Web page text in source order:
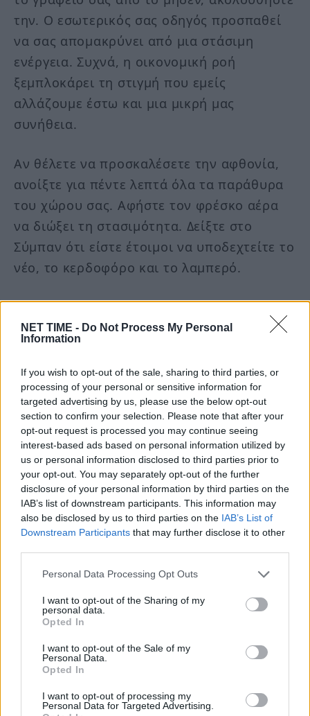
NET TIME - Do Not Process My Personal
Information
If you wish to opt-out of the sale, sharing to third parties, or
processing of your personal or sensitive information for
targeted advertising by us, please use the below opt-out
section to confirm your selection. Please note that after your
opt-out request is processed you may continue seeing
interest-based ads based on personal information utilized by
us or personal information disclosed to third parties prior to
your opt-out. You may separately opt-out of the further
disclosure of your personal information by third parties on the
IAB’s list of downstream participants. This information may
also be disclosed by us to third parties on the IAB’s List of
Downstream Participants that may further disclose it to other
Personal Data Processing Opt Outs
I want to opt-out of the Sharing of my
personal data.
Opted In
I want to opt-out of the Sale of my
Personal Data.
Opted In
I want to opt-out of processing my
Personal Data for Targeted Advertising.
την. Ο εσωτερικός σας οδηγός προσπαθεί
να σας απομακρύνει από μια στάσιμη
ενέργεια. Συχνά, η οικονομική ροή
ξεμπλοκάρει τη στιγμή που εμείς
αλλάζουμε έστω και μια μικρή μας
συνήθεια.
Αν θέλετε να προσκαλέσετε την αφθονία,
ανοίξτε για πέντε λεπτά όλα τα παράθυρα
του χώρου σας. Αφήστε τον φρέσκο αέρα
να διώξει τη στασιμότητα. Δείξτε στο
Σύμπαν ότι είστε έτοιμοι να υποδεχτείτε το
νέο, το κερδοφόρο και το λαμπερό.
Ποιο σημάδι να προσέξετε ανάλογα με το
ζώδιό σας
χρησιμοποιεί διαφορετική «γλώσσα» για
κάθε εκπρόσωπο του ζωδιακού κύκλου:
Κριοί, Λέοντες, Τοξότες (Τα ζώδια της
Φωτιάς): Εστιάστε στο Σημάδι 3 (Η Αλλαγή).
Η παρορμητικότητά σας είναι ο οδηγός
σας. Αν νιώθετε ότι πρέπει να «σπάσετε» τη
ρουτίνα σας, κάντε το χωρίς δεύτερη
σκέψη. Εκεί σας περιμένει η ευκαιρία.
Ταύροι, Παρθένοι, Αιγόκεροι (Τα ζώδια της
Γης): Το Σημάδι 1 (Οι Αριθμοί) είναι για
εσάς. Εσείς που αγαπάτε τη λογική και τα
των αριθμών. Προσέξτε τις αποδείξεις και
το ρολόι σας· η επιβεβαίωση που ζητάτε
είναι μπροστά στα μάτια σας.